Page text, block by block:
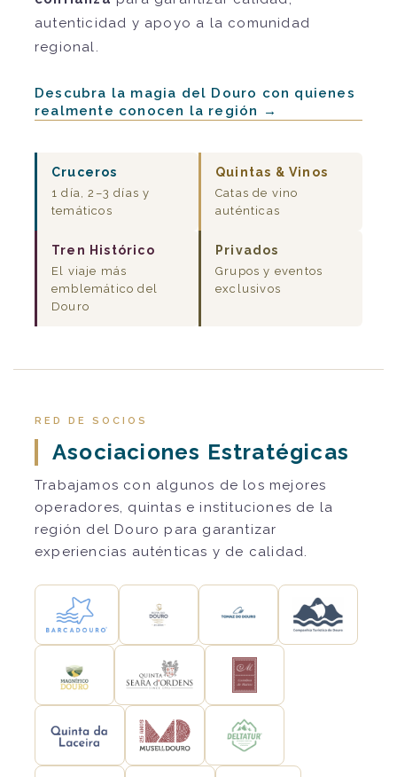
autenticidad y apoyo a la comunidad
regional.
Descubra la magia del Douro con quienes
realmente conocen la región →
Cruceros
1 día, 2–3 días y
temáticos
Quintas & Vinos
Catas de vino
auténticas
Tren Histórico
El viaje más
emblemático del
Douro
Privados
Grupos y eventos
exclusivos
RED DE SOCIOS
Asociaciones Estratégicas
Trabajamos con algunos de los mejores
operadores, quintas e instituciones de la
región del Douro para garantizar
experiencias auténticas y de calidad.